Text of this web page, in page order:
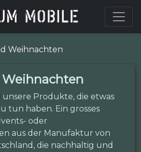
Weihnachten
unsere Produkte, die etwas
tun haben. Ein grosses
oder
aus der Manufaktur von
die nachhaltig und